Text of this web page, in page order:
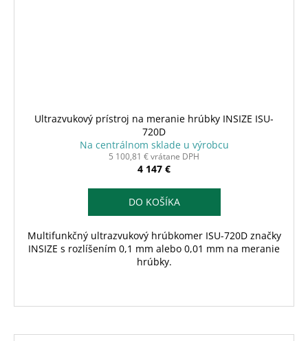
Ultrazvukový prístroj na meranie hrúbky INSIZE ISU-
720D
Na centrálnom sklade u výrobcu
5 100,81 € vrátane DPH
4 147 €
DO KOŠÍKA
Multifunkčný ultrazvukový hrúbkomer ISU-720D značky
INSIZE s rozlíšením 0,1 mm alebo 0,01 mm na meranie
hrúbky.